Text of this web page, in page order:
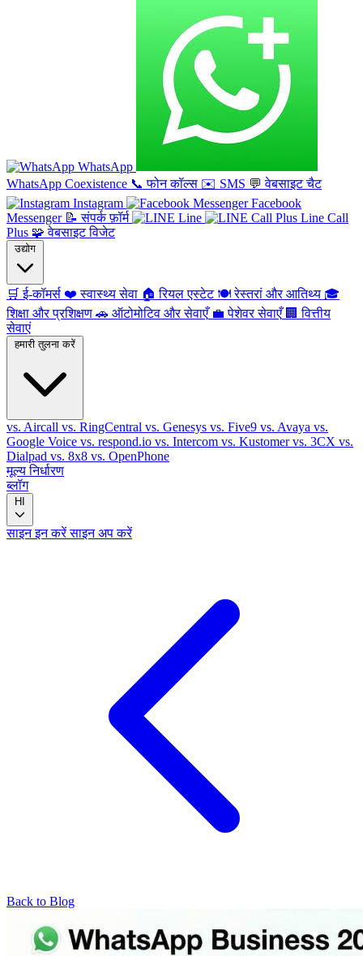
WhatsApp
WhatsApp Coexistence 📞 फोन कॉल्स ✉️ SMS 💬 वेबसाइट चैट
Instagram
Facebook
Messenger 📝 संपर्क फ़ॉर्म Line
Line Call
Plus 🧩 वेबसाइट विजेट
उद्योग
🛒 ई-कॉमर्स ❤️ स्वास्थ्य सेवा 🏠 रियल एस्टेट 🍽️ रेस्तरां और आतिथ्य 🎓
शिक्षा और प्रशिक्षण 🚗 ऑटोमोटिव और सेवाएँ 💼 पेशेवर सेवाएँ 🏢 वित्तीय
सेवाएं
हमारी तुलना करें
vs. Aircall vs. RingCentral vs. Genesys vs. Five9 vs. Avaya vs.
Google Voice vs. respond.io vs. Intercom vs. Kustomervs. 3CX vs.
Dialpad vs. 8x8 vs. OpenPhone
मूल्य निर्धारण
ब्लॉग
HI
साइन इन करेंसाइन अप करें
Back to Blog